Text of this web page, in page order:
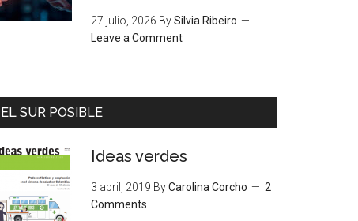
27 julio, 2026 BySilvia Ribeiro
Leave a Comment
EL SUR POSIBLE
Ideas verdes
3 abril, 2019 ByCarolina Corcho
2
Comments